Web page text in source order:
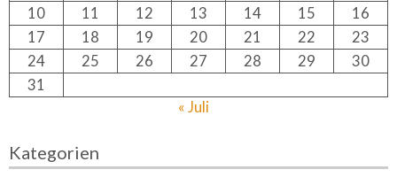
10
11 12 13 14 15
16
17
18 19 20 21 22
23
24
25 26 27 28 29
30
31
« Juli
Kategorien